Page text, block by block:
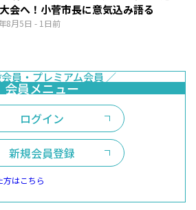
8月5日 - 1日前
会へ！小菅市長に意気込み語る
ログイン
新規会員登録
方はこちら